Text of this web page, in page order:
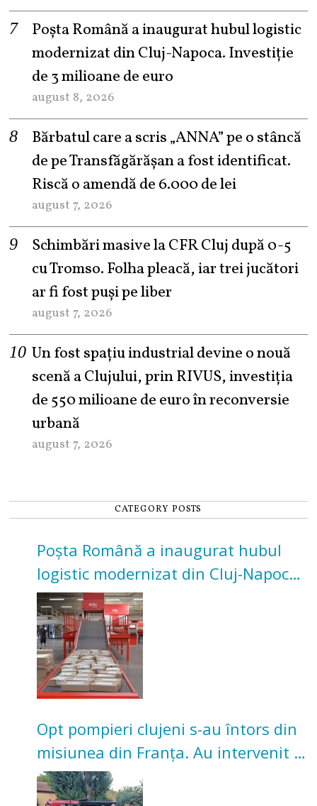
Poșta Română a inaugurat hubul logistic
modernizat din Cluj-Napoca. Investiție
de 3 milioane de euro
august 8, 2026
Bărbatul care a scris „ANNA” pe o stâncă
de pe Transfăgărășan a fost identificat.
Riscă o amendă de 6.000 de lei
august 7, 2026
Schimbări masive la CFR Cluj după 0-5
cu Tromso. Folha pleacă, iar trei jucători
ar fi fost puși pe liber
august 7, 2026
Un fost spațiu industrial devine o nouă
scenă a Clujului, prin RIVUS, investiția
de 550 milioane de euro în reconversie
urbană
august 7, 2026
CATEGORY POSTS
Poșta Română a inaugurat hubul
logistic modernizat din Cluj-Napoca.
Investiție de 3 milioane de euro
Opt pompieri clujeni s-au întors din
misiunea din Franța. Au intervenit la
incendii de vegetație și pădure